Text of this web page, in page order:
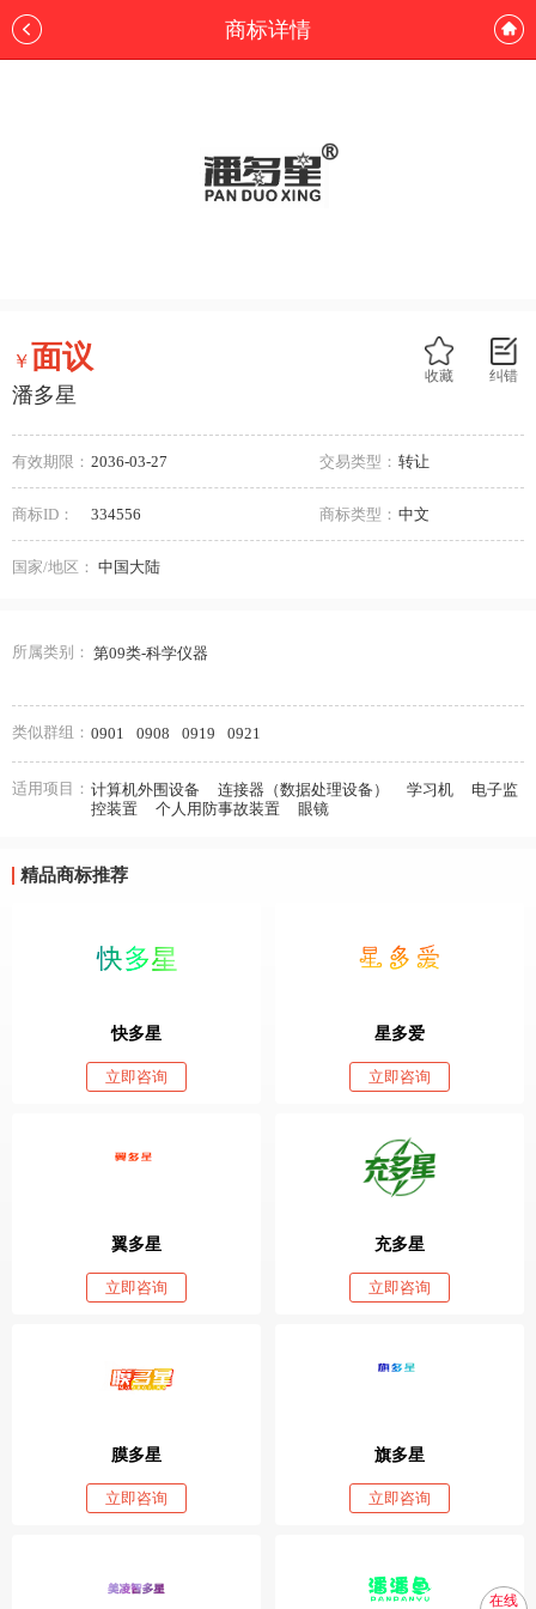
商标详情
纠错
收藏
￥面议
潘多星
有效期限： 2036-03-27 交易类型： 转让
商标ID： 334556 商标类型： 中文
国家/地区： 中国大陆
所属类别： 第09类-科学仪器
类似群组： 0901 0908 0919 0921
适用项目： 计算机外围设备 连接器（数据处理设备） 学习机
电子监
控装置
个人用防事故装置 眼镜
精品商标推荐
快多星
立即咨询
星多爱
立即咨询
翼多星
立即咨询
充多星
立即咨询
膜多星
立即咨询
旗多星
立即咨询
在线